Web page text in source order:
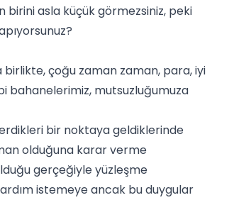
asla küçük görmezsiniz, peki
çoğu zaman zaman, para, iyi
bahanelerimiz, mutsuzluğumuza
bir noktaya geldiklerinde
olduğuna karar verme
gerçeğiyle yüzleşme
istemeye ancak bu duygular